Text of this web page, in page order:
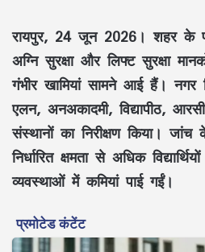
रायपुर, 24 जून 2026। शहर के
अग्नि सुरक्षा और लिफ्ट सुरक्षा
गंभीर खामियां सामने आई हैं।
एलन, अनअकादमी, विद्यापीठ,
संस्थानों का निरीक्षण किया।
निर्धारित क्षमता से अधिक
व्यवस्थाओं में कमियां पाई गईं।